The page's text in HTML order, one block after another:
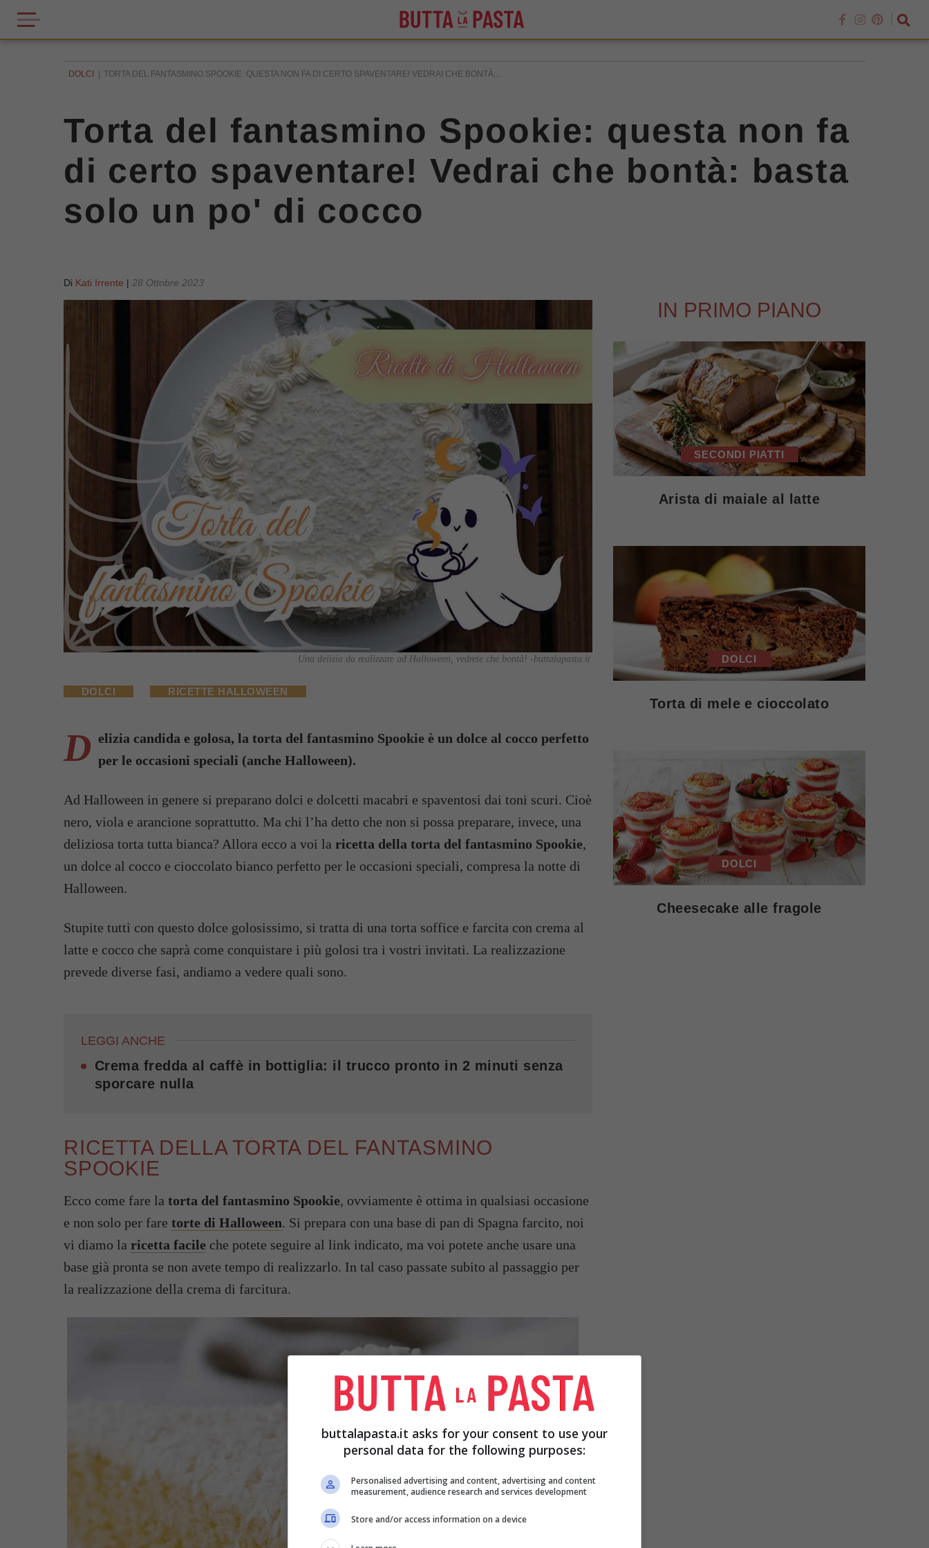
DOLCI TORTA DEL FANTASMINO SPOOKIE: QUESTA NON FA DI CERTO SPAVENTARE! VEDRAI CHE BONTÀ:...
Torta del fantasmino Spookie: questa non fa
di certo spaventare! Vedrai che bontà: basta
solo un po' di cocco
Di Kati Irrente | 28 Ottobre 2023
Una delizia da realizzare ad Halloween, vedrete che bontà! -buttalapasta.it
DOLCI RICETTE HALLOWEEN
D elizia candida e golosa, la torta del fantasmino Spookie è un dolce al cocco perfetto
per le occasioni speciali (anche Halloween).
Ad Halloween in genere si preparano dolci e dolcetti macabri e spaventosi dai toni scuri. Cioè
nero, viola e arancione soprattutto. Ma chi l’ha detto che non si possa preparare, invece, una
deliziosa torta tutta bianca? Allora ecco a voi la ricetta della torta del fantasmino Spookie,
un dolce al cocco e cioccolato bianco perfetto per le occasioni speciali, compresa la notte di
Halloween.
Stupite tutti con questo dolce golosissimo, si tratta di una torta soffice e farcita con crema al
latte e cocco che saprà come conquistare i più golosi tra i vostri invitati. La realizzazione
prevede diverse fasi, andiamo a vedere quali sono.
LEGGI ANCHE
Crema fredda al caffè in bottiglia: il trucco pronto in 2 minuti senza
sporcare nulla
RICETTA DELLA TORTA DEL FANTASMINO
SPOOKIE
Ecco come fare la torta del fantasmino Spookie, ovviamente è ottima in qualsiasi occasione
e non solo per fare torte di Halloween. Si prepara con una base di pan di Spagna farcito, noi
vi diamo la ricetta facile che potete seguire al link indicato, ma voi potete anche usare una
base già pronta se non avete tempo di realizzarlo. In tal caso passate subito al passaggio per
la realizzazione della crema di farcitura.
IN PRIMO PIANO
SECONDI PIATTI
Arista di maiale al latte
DOLCI
Torta di mele e cioccolato
DOLCI
Cheesecake alle fragole
buttalapasta.it asks for your consent to use your
personal data for the following purposes:
Personalised advertising and content, advertising and content
measurement, audience research and services development
Store and/or access information on a device